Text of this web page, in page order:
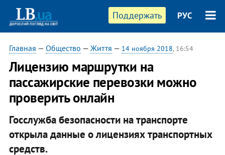
Поддержать РУС
Главная — Общество — Життя — 14 ноября 2018, 16:54
Лицензию маршрутки на
пассажирские перевозки можно
проверить онлайн
Госслужба безопасности на транспорте
открыла данные о лицензиях транспортных
средств.